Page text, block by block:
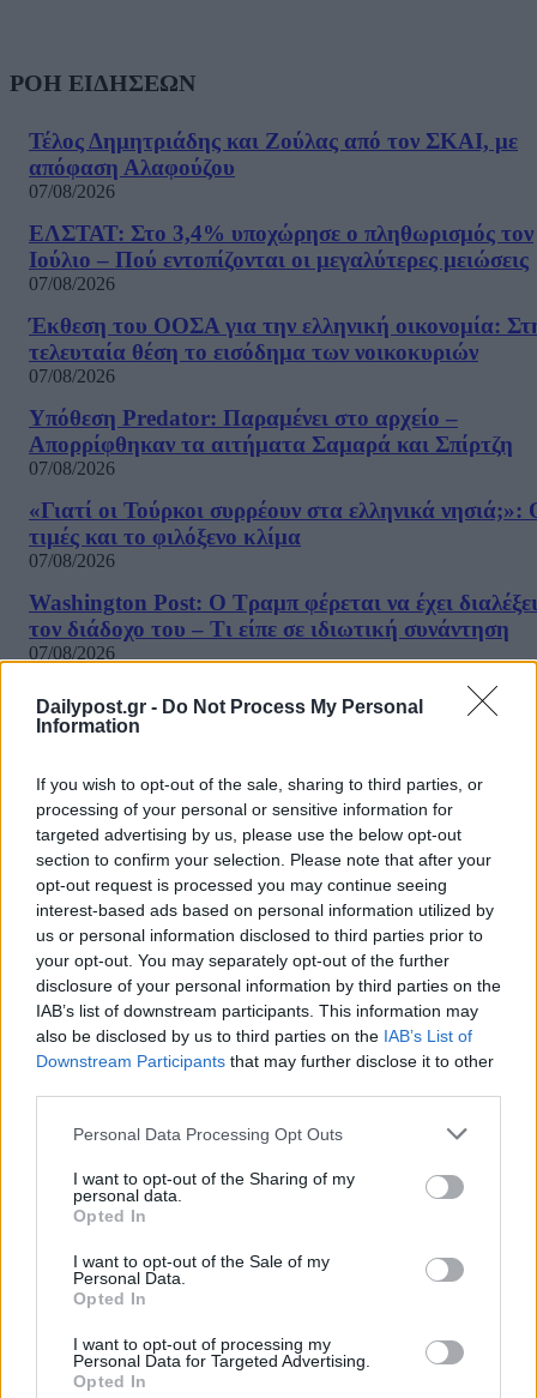
Dailypost.gr - Do Not Process My Personal
Information
If you wish to opt-out of the sale, sharing to third parties, or
processing of your personal or sensitive information for
targeted advertising by us, please use the below opt-out
section to confirm your selection. Please note that after your
opt-out request is processed you may continue seeing
interest-based ads based on personal information utilized by
us or personal information disclosed to third parties prior to
your opt-out. You may separately opt-out of the further
disclosure of your personal information by third parties on the
IAB’s list of downstream participants. This information may
also be disclosed by us to third parties on the IAB’s List of
Downstream Participants that may further disclose it to other
Personal Data Processing Opt Outs
I want to opt-out of the Sharing of my
personal data.
Opted In
I want to opt-out of the Sale of my
Personal Data.
Opted In
I want to opt-out of processing my
Personal Data for Targeted Advertising.
Opted In
ΡΟΗ ΕΙΔΗΣΕΩΝ
Τέλος Δημητριάδης και Ζούλας από τον ΣΚΑΙ, με
απόφαση Αλαφούζου
07/08/2026
ΕΛΣΤΑΤ: Στο 3,4% υποχώρησε ο πληθωρισμός τον
Ιούλιο – Πού εντοπίζονται οι μεγαλύτερες μειώσεις
07/08/2026
Έκθεση του ΟΟΣΑ για την ελληνική οικονομία:
τελευταία θέση το εισόδημα των νοικοκυριών
07/08/2026
Υπόθεση Predator: Παραμένει στο αρχείο –
Απορρίφθηκαν τα αιτήματα Σαμαρά και Σπίρτζη
07/08/2026
«Γιατί οι Τούρκοι συρρέουν στα ελληνικά νησιά;»:
τιμές και το φιλόξενο κλίμα
07/08/2026
Washington Post: Ο Τραμπ φέρεται να έχει διαλέξει
τον διάδοχο του – Τι είπε σε ιδιωτική συνάντηση
07/08/2026
«Καμπάνα» 567 εκατ δολαρίων στη Meta για
στην ψυχική υγεία των παιδιών
Η εφαρμογή «Οδύσσεια του Ομήρου» του
Καραναστάση στην κορυφή του ελληνικού App
07/08/2026
ΔΗΜΟΦΙΛΗ
Ολική έκλειψη ηλίου: Πώς η Ευρώπη απειλείται με
blackout
07/08/2026
«Γιατί οι Τούρκοι συρρέουν στα ελληνικά νησιά;»:
τιμές και το φιλόξενο κλίμα
07/08/2026
Ιούλιο – Πού εντοπίζονται οι μεγαλύτερες μειώσεις
WSJ: Ο Πούτιν ενδέχεται να δοκιμάσει
επίθεση σε χώρα του ΝΑΤΟ
Τσίπρας: Στις 2 Σεπτεμβρίου στη Θεσσαλονίκη θα
07/08/2026
Μία ομάδα έμπειρων δημοσιογράφων δημιούργησαν πριν μερικά χρόνια το
dailypost.gr, με στόχο την αντικειμενική ενημέρωση και την ανάλυση πίσω από